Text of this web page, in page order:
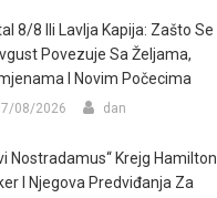
8/8 Ili Lavlja Kapija: Zašto Se
Povezuje Sa Željama,
I Novim Počecima
08/2026 dan
Nostradamus“ Krejg Hamilton
I Njegova Predviđanja Za